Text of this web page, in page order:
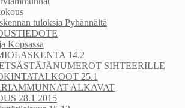
tuloksia Pyhännältä
Kopsassa
14.2
SIHTEERILLE
25.1
ALKAVAT
28.1 2015